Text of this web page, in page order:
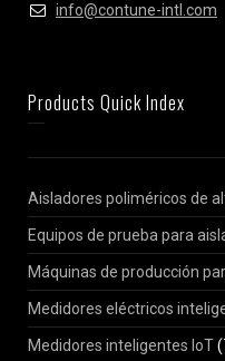
info@contune-intl.com
Products Quick Index
Aisladores poliméricos de
Equipos de prueba para
Máquinas de producción
Medidores eléctricos
Medidores inteligentes IoT